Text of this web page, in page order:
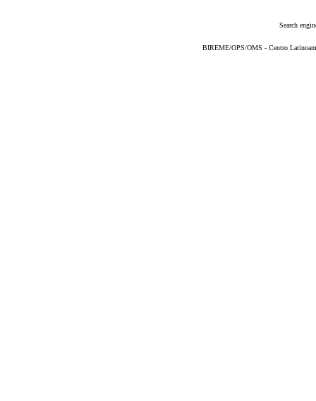
Search
BIREME/OPS/OMS - Centro